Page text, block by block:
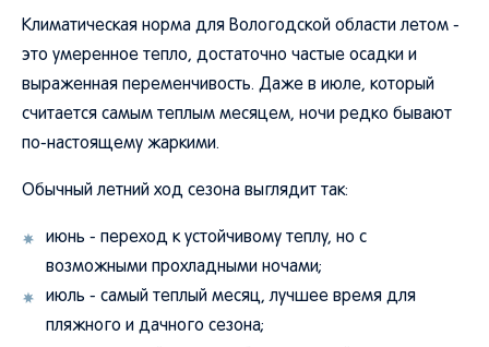
Климатическая норма для Вологодской области летом -
это умеренное тепло, достаточно частые осадки и
выраженная переменчивость. Даже в июле, который
считается самым теплым месяцем, ночи редко бывают
по-настоящему жаркими.
Обычный летний ход сезона выглядит так:
июнь - переход к устойчивому теплу, но с
возможными прохладными ночами;
июль - самый теплый месяц, лучшее время для
пляжного и дачного сезона;